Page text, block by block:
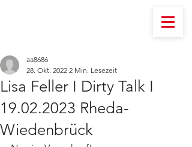
Lisa Feller I Dirty Talk I
19.02.2023 Rheda-
Wiedenbrück
aa8686
28. Okt. 2022 2 Min. Lesezeit